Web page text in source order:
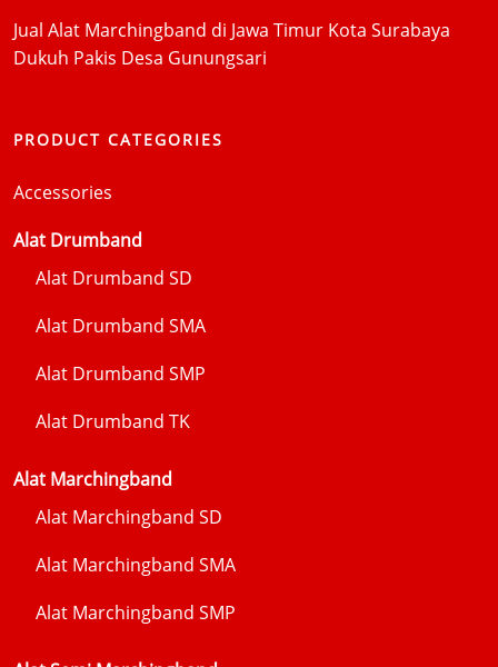
Jual Alat Marchingband di Jawa Timur Kota Surabaya
Dukuh Pakis Desa Gunungsari
PRODUCT CATEGORIES
Accessories
Alat Drumband
Alat Drumband SD
Alat Drumband SMA
Alat Drumband SMP
Alat Drumband TK
Alat Marchingband
Alat Marchingband SD
Alat Marchingband SMA
Alat Marchingband SMP